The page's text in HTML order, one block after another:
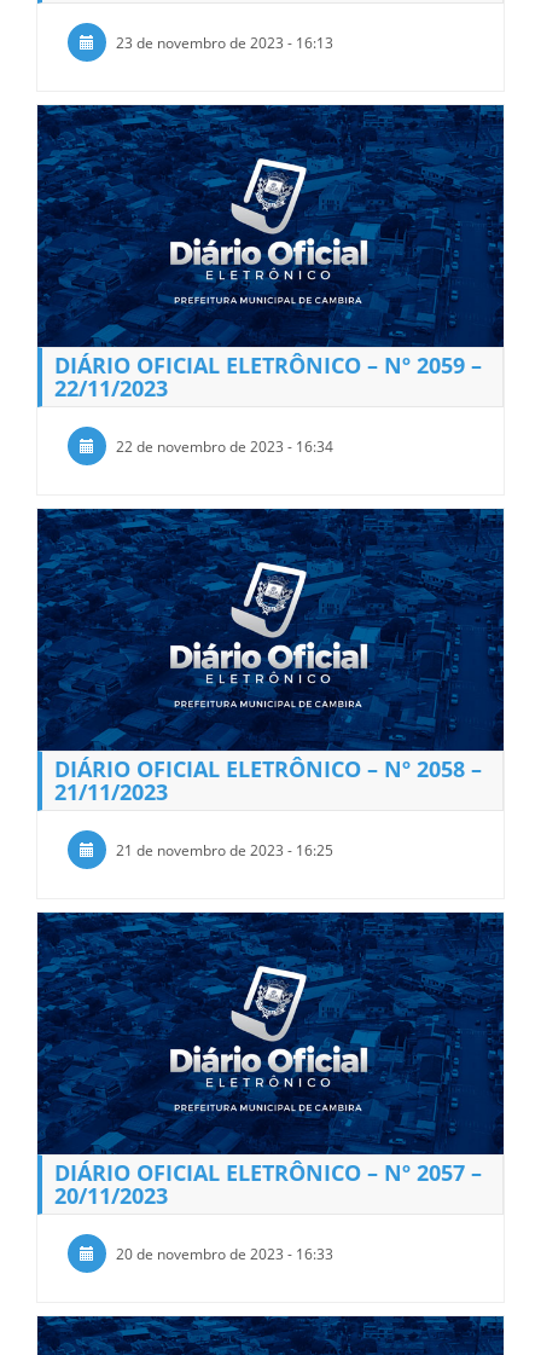
23 de novembro de 2023 - 16:13
DIÁRIO OFICIAL ELETRÔNICO – Nº 2059 –
22/11/2023
22 de novembro de 2023 - 16:34
DIÁRIO OFICIAL ELETRÔNICO – Nº 2058 –
21/11/2023
21 de novembro de 2023 - 16:25
DIÁRIO OFICIAL ELETRÔNICO – Nº 2057 –
20/11/2023
20 de novembro de 2023 - 16:33